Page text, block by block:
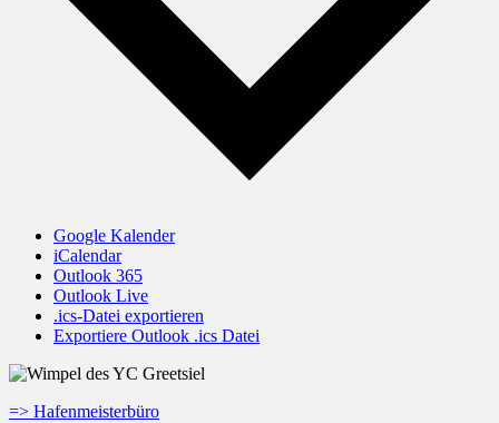
Google Kalender
iCalendar
Outlook 365
Outlook Live
.ics-Datei exportieren
Exportiere Outlook .ics Datei
=> Hafenmeisterbüro